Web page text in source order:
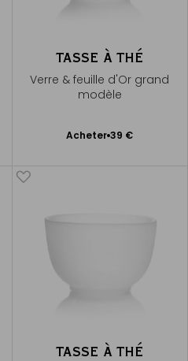
TASSE À THÉ
Verre & feuille d'Or grand
modèle
Acheter 39 €
Ajouter
TASSE À THÉ